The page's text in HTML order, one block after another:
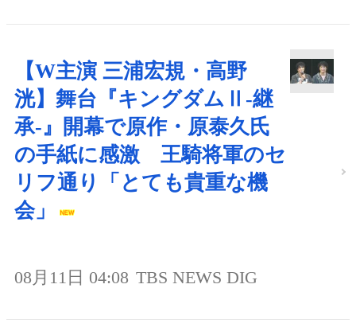
【W主演 三浦宏規・高野
洸】舞台『キングダムⅡ-継
承-』開幕で原作・原泰久氏
の手紙に感激 王騎将軍のセ
リフ通り「とても貴重な機
会」
08月11日 04:08 TBS NEWS DIG